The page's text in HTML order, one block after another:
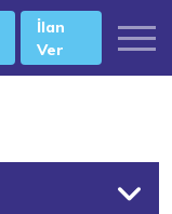
İlan
Ver